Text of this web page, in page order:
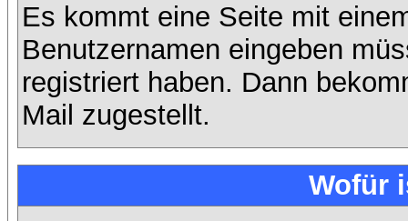
Es kommt eine Seite mit
Benutzernamen eingeben
registriert haben. Dann
Mail zugestellt.
Wofür